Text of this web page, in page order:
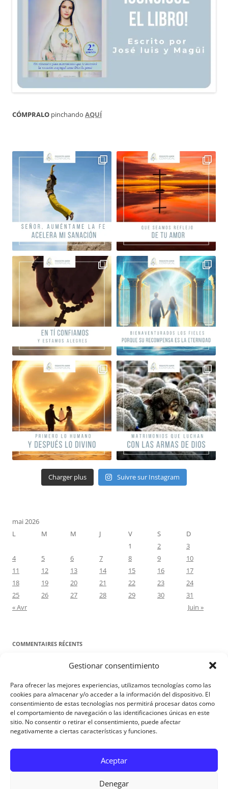
Gestionar consentimiento
Para ofrecer las mejores experiencias, utilizamos tecnologías como las
cookies para almacenar y/o acceder a la información del dispositivo. El
consentimiento de estas tecnologías nos permitirá procesar datos como
el comportamiento de navegación o las identificaciones únicas en este
sitio. No consentir o retirar el consentimiento, puede afectar
negativamente a ciertas características y funciones.
Aceptar
Denegar
CÓMPRALO pinchando AQUÍ
Charger plus Suivre sur Instagram
mai 2026
L
M M J V S
D
1
2
3
4
5 6 7 8 9
10
11
12 13 14 15 16
17
18
19 20 21 22 23
24
25
26 27 28 29 30
31
« Avr
Juin »
COMMENTAIRES RÉCENTS
Proyecto Amor ConyugaldansContre toute attente. Commentaire
pour les époux : Luc 12, 8-12
Manuel MirallesdansContre toute attente. Commentaire pour les
époux : Luc 12, 8-12